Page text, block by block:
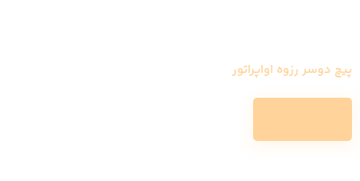
پیچ دوسر رزوه اواپراتور